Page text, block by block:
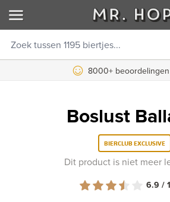
8000+ beoordelingen
Boslust
BIERCLUB EXCLUSIVE
Dit product is niet meer
6.9 /